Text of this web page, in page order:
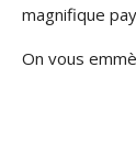
magnifique
On vous